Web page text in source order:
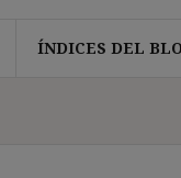
ÍNDICES DEL